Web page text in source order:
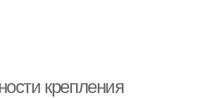
крепления